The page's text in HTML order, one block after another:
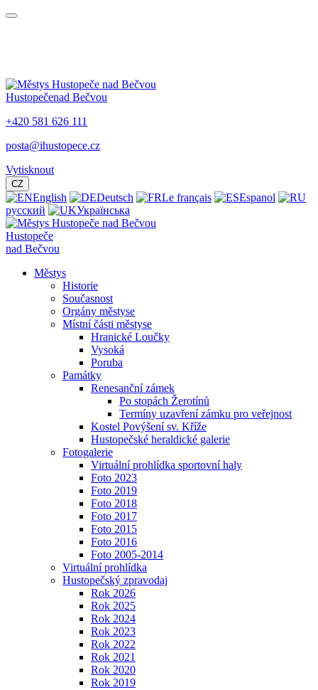
Hustopečenad Bečvou
+420 581 626 111
posta@ihustopece.cz
Vytisknout
CZ
English Deutsch Le français
Espanol
русский
Українська
Hustopeče
nad Bečvou
Městys
Historie
Současnost
Orgány městyse
Místní části městyse
Hranické Loučky
Vysoká
Poruba
Památky
Renesanční zámek
Po stopách Žerotínů
Termíny uzavření zámku pro veřejnost
Kostel Povýšení sv. Kříže
Hustopečské heraldické galerie
Fotogalerie
Virtuální prohlídka sportovní haly
Foto 2023
Foto 2019
Foto 2018
Foto 2017
Foto 2015
Foto 2016
Foto 2005-2014
Virtuální prohlídka
Hustopečský zpravodaj
Rok 2026
Rok 2025
Rok 2024
Rok 2023
Rok 2022
Rok 2021
Rok 2020
Rok 2019